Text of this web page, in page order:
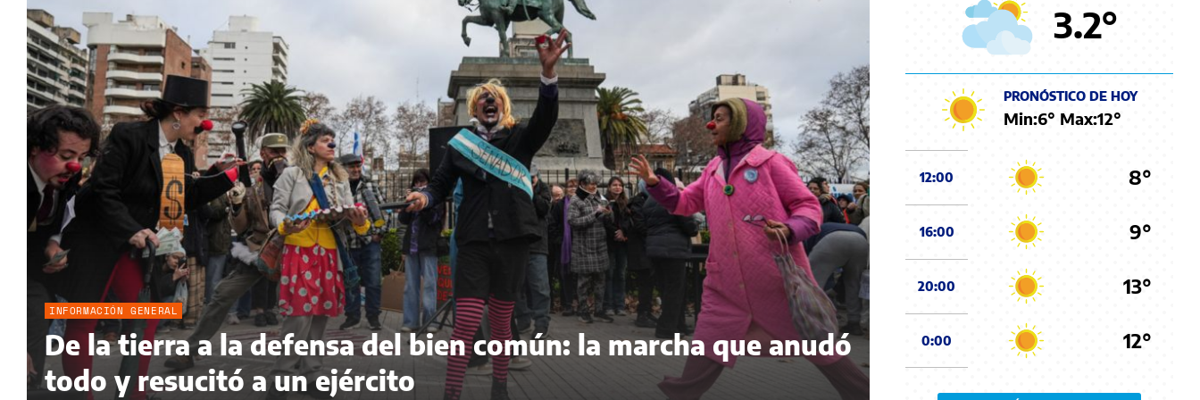
INFORMACIÓN GENERAL
De la tierra a la defensa del bien común: la marcha que anudó
todo y resucitó a un ejército
3.2°
PRONÓSTICO DE HOY
Min:6° Max:12°
12:00 8°
16:00 9°
20:00 13°
0:00 12°